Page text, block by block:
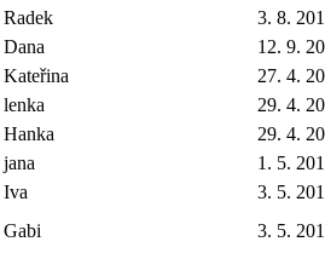
Radek
3. 8.
Dana
12. 9.
Kateřina
27. 4.
lenka
29. 4.
Hanka
29. 4.
jana
1. 5.
Iva
3. 5.
Gabi
3. 5.